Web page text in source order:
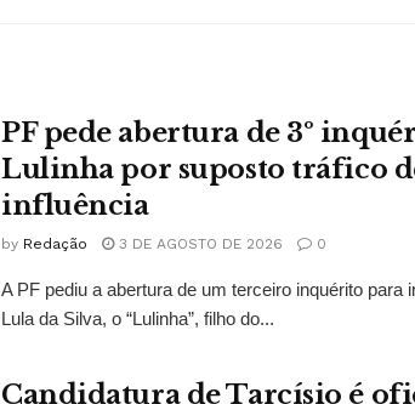
PF pede abertura de 3º
Lulinha por suposto tráfico
influência
by Redação 3 DE AGOSTO DE 2026 0
A PF pediu a abertura de um terceiro inquérito para
Lula da Silva, o “Lulinha”, filho do...
Candidatura de Tarcísio é